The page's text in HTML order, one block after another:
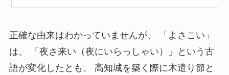
正確な由来はわかっていませんが、 「よさこい」
は、 「夜さ来い（夜にいらっしゃい）」という古
語が変化したとも、 高知城を築く際に木遣り節と